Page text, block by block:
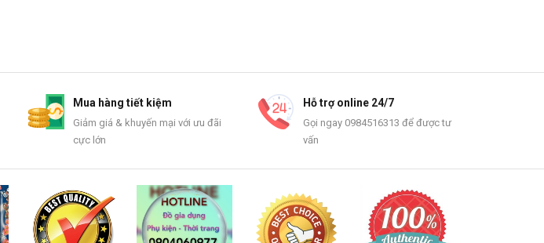
Mua hàng tiết kiệm
Giảm giá & khuyến mại với ưu đãi
cực lớn
Hỗ trợ online 24/7
Gọi ngay 0984516313 để được tư
vấn